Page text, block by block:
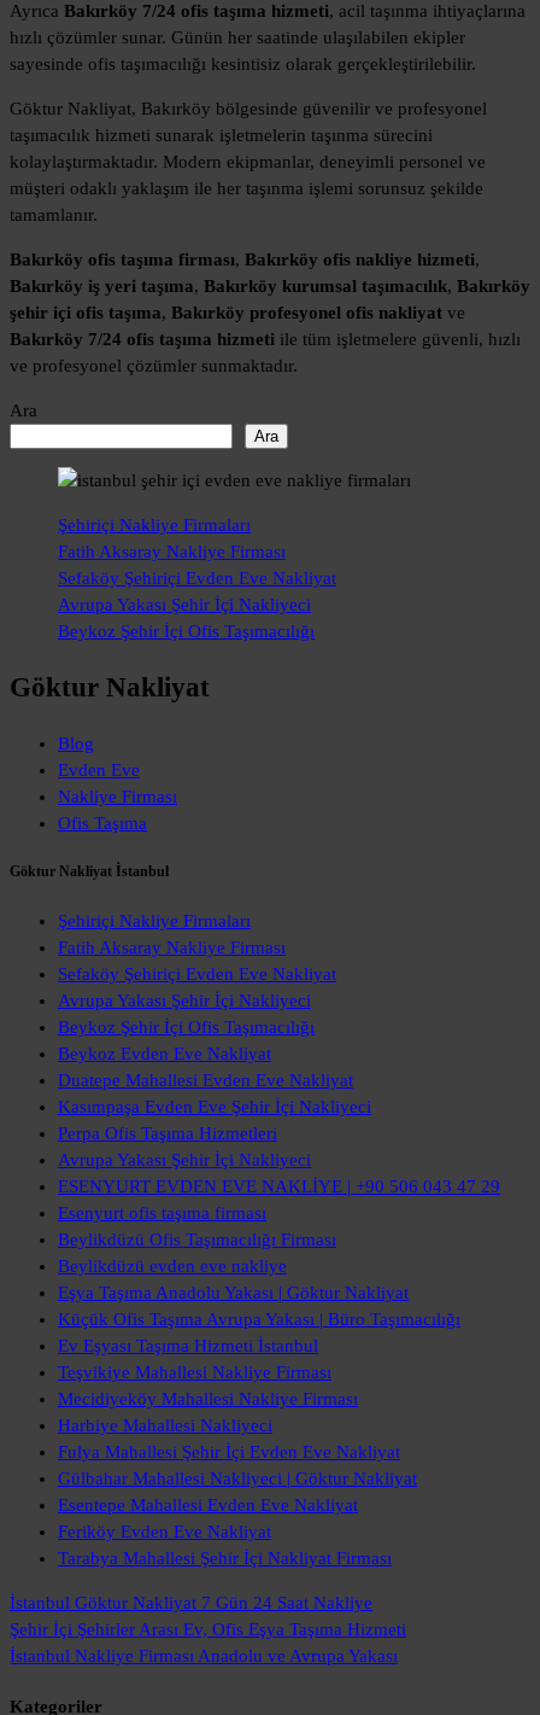
Ayrıca Bakırköy 7/24 ofis taşıma hizmeti, acil taşınma ihtiyaçlarına
hızlı çözümler sunar. Günün her saatinde ulaşılabilen ekipler
sayesinde ofis taşımacılığı kesintisiz olarak gerçekleştirilebilir.
Göktur Nakliyat, Bakırköy bölgesinde güvenilir ve profesyonel
taşımacılık hizmeti sunarak işletmelerin taşınma sürecini
kolaylaştırmaktadır. Modern ekipmanlar, deneyimli personel ve
müşteri odaklı yaklaşım ile her taşınma işlemi sorunsuz şekilde
tamamlanır.
Bakırköy ofis taşıma firması, Bakırköy ofis nakliye hizmeti,
Bakırköy iş yeri taşıma, Bakırköy kurumsal taşımacılık, Bakırköy
şehir içi ofis taşıma, Bakırköy profesyonel ofis nakliyat ve
Bakırköy 7/24 ofis taşıma hizmeti ile tüm işletmelere güvenli, hızlı
ve profesyonel çözümler sunmaktadır.
Ara
Ara
Şehiriçi Nakliye Firmaları
Fatih Aksaray Nakliye Firması
Sefaköy Şehiriçi Evden Eve Nakliyat
Avrupa Yakası Şehir İçi Nakliyeci
Beykoz Şehir İçi Ofis Taşımacılığı
Göktur Nakliyat
Blog
Evden Eve
Nakliye Firması
Ofis Taşıma
Göktur Nakliyat İstanbul
Şehiriçi Nakliye Firmaları
Fatih Aksaray Nakliye Firması
Sefaköy Şehiriçi Evden Eve Nakliyat
Avrupa Yakası Şehir İçi Nakliyeci
Beykoz Şehir İçi Ofis Taşımacılığı
Beykoz Evden Eve Nakliyat
Duatepe Mahallesi Evden Eve Nakliyat
Kasımpaşa Evden Eve Şehir İçi Nakliyeci
Perpa Ofis Taşıma Hizmetleri
Avrupa Yakası Şehir İçi Nakliyeci
ESENYURT EVDEN EVE NAKLİYE | +90 506 043 47 29
Esenyurt ofis taşıma firması
Beylikdüzü Ofis Taşımacılığı Firması
Beylikdüzü evden eve nakliye
Eşya Taşıma Anadolu Yakası | Göktur Nakliyat
Küçük Ofis Taşıma Avrupa Yakası | Büro Taşımacılığı
Ev Eşyası Taşıma Hizmeti İstanbul
Teşvikiye Mahallesi Nakliye Firması
Mecidiyeköy Mahallesi Nakliye Firması
Harbiye Mahallesi Nakliyeci
Fulya Mahallesi Şehir İçi Evden Eve Nakliyat
Gülbahar Mahallesi Nakliyeci | Göktur Nakliyat
Esentepe Mahallesi Evden Eve Nakliyat
Feriköy Evden Eve Nakliyat
Tarabya Mahallesi Şehir İçi Nakliyat Firması
İstanbul Göktur Nakliyat 7 Gün 24 Saat Nakliye
Şehir İçi Şehirler Arası Ev, Ofis Eşya Taşıma Hizmeti
İstanbul Nakliye FirmasıAnadolu ve Avrupa Yakası
Kategoriler